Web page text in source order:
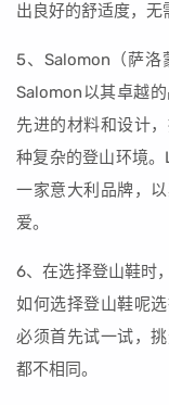
出良好的舒适度，无
5、Salomon（萨洛
Salomon以其卓越
先进的材料和设计
种复杂的登山环境
一家意大利品牌，
爱。
6、在选择登山鞋时
如何选择登山鞋呢
必须首先试一试，
都不相同。